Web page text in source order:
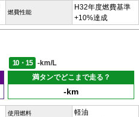
燃費性能
H32年度燃費基準
+10%達成
10・15
-km/L
満タンでどこまで走る？
-km
使用燃料
軽油